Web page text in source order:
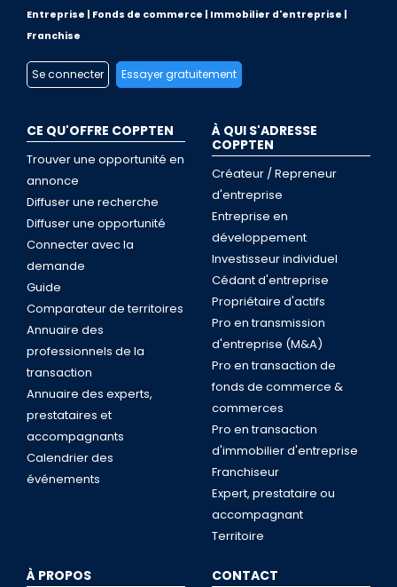
Entreprise | Fonds de commerce | Immobilier d'entreprise |
Franchise
Se connecter Essayer gratuitement
CE QU'OFFRE COPPTEN
Trouver une opportunité en
annonce
Diffuser une recherche
Diffuser une opportunité
Connecter avec la
demande
Guide
Comparateur de territoires
Annuaire des
professionnels de la
transaction
Annuaire des experts,
prestataires et
accompagnants
Calendrier des
événements
À QUI S'ADRESSE
COPPTEN
Créateur / Repreneur
d'entreprise
Entreprise en
développement
Investisseur individuel
Cédant d'entreprise
Propriétaire d'actifs
Pro en transmission
d'entreprise (M&A)
Pro en transaction de
fonds de commerce &
commerces
Pro en transaction
d'immobilier d'entreprise
Franchiseur
Expert, prestataire ou
accompagnant
Territoire
À PROPOS CONTACT